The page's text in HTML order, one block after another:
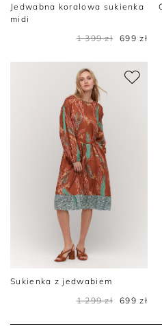
Jedwabna koralowa sukienka
midi
1 399 zł
699 zł
Sukienka z jedwabiem
1 299 zł
699 zł